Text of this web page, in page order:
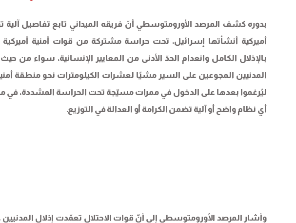
بدوره كشف المرصد الأورومتوسطي أنّ فريقه الميداني تابع تفاصيل
أميركية أنشأتها إسرائيل، تحت حراسة مشتركة من قوات أمنية
بالإذلال الكامل وانعدام الحدّ الأدنى من المعايير الإنسانية، سواء من
المدنيين المجوعين على السير مشيًا لعشرات الكيلومترات نحو منطقة
ليُرغموا بعدها على الدخول في ممرات مسيّجة تحت الحراسة المشددة، في
أي نظام واضح أو آلية تضمن الكرامة أو العدالة في التوزيع.
وأشار المرصد الأورومتوسطي إلى أنّ قوات الاحتلال تعمّدت إذلال